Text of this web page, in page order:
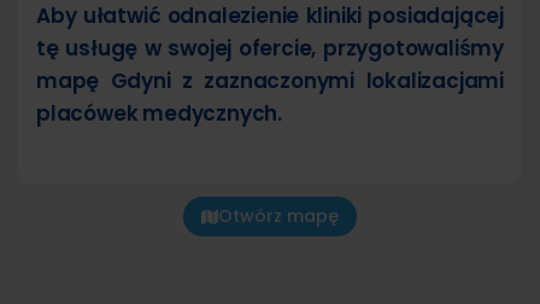
Aby ułatwić odnalezienie kliniki posiadającej
tę usługę w swojej ofercie, przygotowaliśmy
mapę Gdyni z zaznaczonymi lokalizacjami
placówek medycznych.
Otwórz mapę